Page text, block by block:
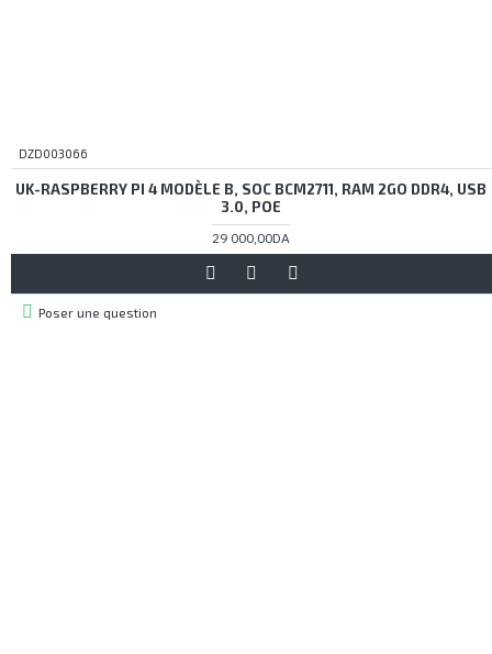
DZD003066
UK-RASPBERRY PI 4 MODÈLE B, SOC BCM2711, RAM 2GO DDR4, USB
3.0, POE
29 000,00DA
Poser une question